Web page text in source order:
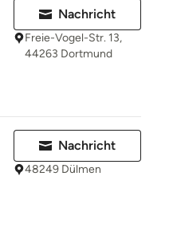
Nachricht
Freie-Vogel-Str. 13,
44263 Dortmund
Nachricht
48249 Dülmen